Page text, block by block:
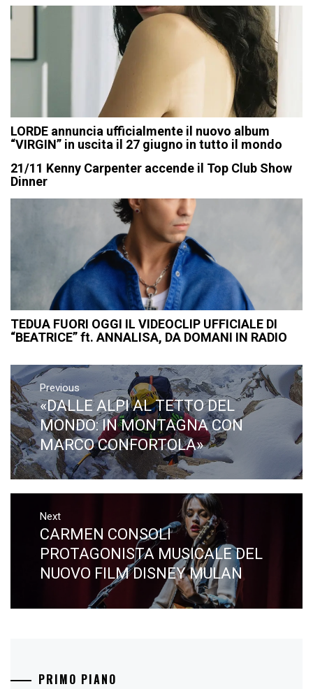
LORDE annuncia ufficialmente il nuovo album
“VIRGIN” in uscita il 27 giugno in tutto il mondo
21/11 Kenny Carpenter accende il Top Club Show
Dinner
TEDUA FUORI OGGI IL VIDEOCLIP UFFICIALE DI
“BEATRICE” ft. ANNALISA, DA DOMANI IN RADIO
Navigazione
articoli
Previous
Previous
post:
«DALLE ALPI AL TETTO DEL
MONDO: IN MONTAGNA CON
MARCO CONFORTOLA»
Next
Next
post:
CARMEN CONSOLI
PROTAGONISTA MUSICALE DEL
NUOVO FILM DISNEY MULAN
PRIMO PIANO